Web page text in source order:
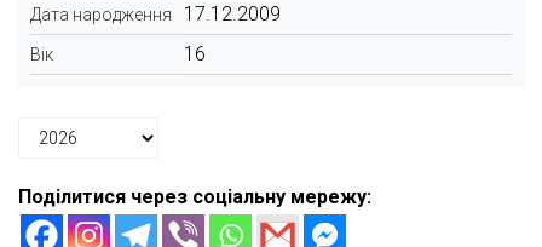
Дата народження 17.12.2009
Вік 16
Поділитися через соціальну мережу: